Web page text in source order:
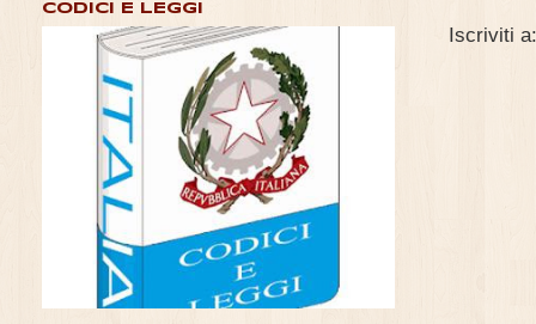
Iscriviti
CODICI E LEGGI